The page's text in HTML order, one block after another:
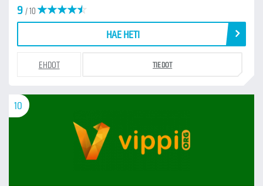
9/ 10
HAE HETI
EHDOT TIEDOT
10